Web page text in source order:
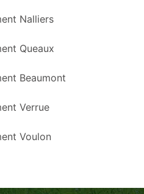
Nalliers
Queaux
Beaumont
Verrue
Voulon